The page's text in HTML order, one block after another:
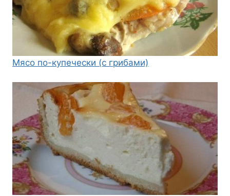
Мясо по-купечески (с грибами)